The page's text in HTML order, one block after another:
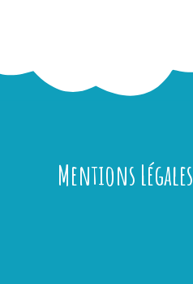
Mentions Légales